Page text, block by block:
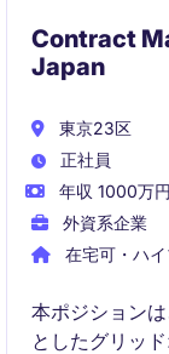
Contract
Japan
東京23区
正社員
年収 1000万
外資系企業
在宅可・ハ
本ポジション
としたグリッ